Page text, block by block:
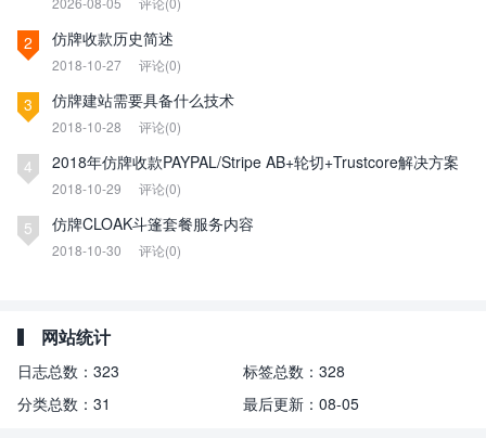
2 仿牌收款历史简述
2018-10-27 评论(0)
3 仿牌建站需要具备什么技术
2018-10-28 评论(0)
4 2018年仿牌收款PAYPAL/Stripe AB+轮切+Trustcore解决方案
2018-10-29 评论(0)
5 仿牌CLOAK斗篷套餐服务内容
2018-10-30 评论(0)
网站统计
日志总数： 323 标签总数： 328
分类总数： 31 最后更新： 08-05